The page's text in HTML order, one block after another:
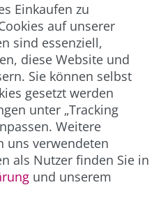
es sich um ein Pflichtfeld.
Einkaufen zu
auf unserer
sind essenziell,
diese Website und
Sie können selbst
gesetzt werden
unter „Tracking
Weitere
uns verwendeten
als Nutzer finden Sie in
und unserem